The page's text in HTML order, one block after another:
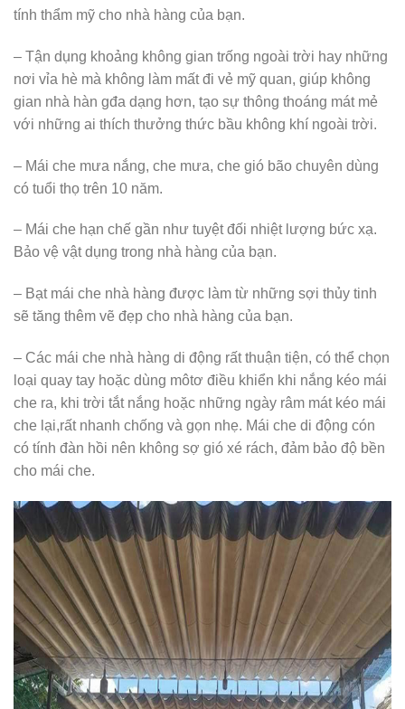
tính thẩm mỹ cho nhà hàng của bạn.
– Tận dụng khoảng không gian trống ngoài trời hay những
nơi vỉa hè mà không làm mất đi vẻ mỹ quan, giúp không
gian nhà hàn gđa dạng hơn, tạo sự thông thoáng mát mẻ
với những ai thích thưởng thức bầu không khí ngoài trời.
– Mái che mưa nắng, che mưa, che gió bão chuyên dùng
có tuổi thọ trên 10 năm.
– Mái che hạn chế gần như tuyệt đối nhiệt lượng bức xạ.
Bảo vệ vật dụng trong nhà hàng của bạn.
– Bạt mái che nhà hàng được làm từ những sợi thủy tinh
sẽ tăng thêm vẽ đẹp cho nhà hàng của bạn.
– Các mái che nhà hàng di động rất thuận tiện, có thể chọn
loại quay tay hoặc dùng môtơ điều khiển khi nắng kéo mái
che ra, khi trời tắt nắng hoặc những ngày râm mát kéo mái
che lại,rất nhanh chống và gọn nhẹ. Mái che di động cón
có tính đàn hồi nên không sợ gió xé rách, đảm bảo độ bền
cho mái che.